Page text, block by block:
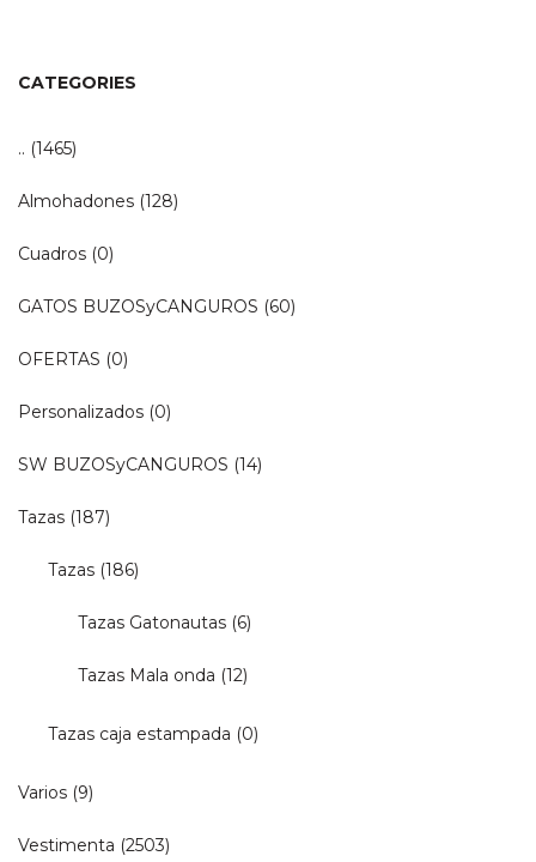
CATEGORIES
.. (1465)
Almohadones (128)
Cuadros (0)
GATOS BUZOSyCANGUROS (60)
OFERTAS (0)
Personalizados (0)
SW BUZOSyCANGUROS (14)
Tazas (187)
Tazas (186)
Tazas Gatonautas (6)
Tazas Mala onda (12)
Tazas caja estampada (0)
Varios (9)
Vestimenta (2503)